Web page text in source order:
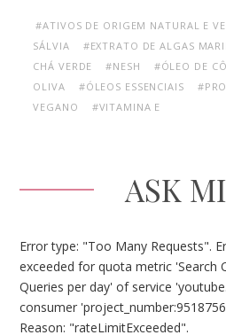
#ATIVOS DE ORIGEM NATURAL E
SÁLVIA
#EXTRATO DE ALGAS
CHÁ VERDE
#NESH #ÓLEO DE
OLIVA
#ÓLEOS ESSENCIAIS
VEGANO
#VITAMINA E
ASK
Error type: "Too Many Requests".
exceeded for quota metric 'Search
Queries per day' of service
consumer
Reason: "rateLimitExceeded".